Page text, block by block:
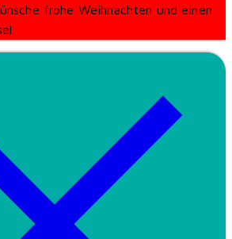
frohe Weihnachten und einen